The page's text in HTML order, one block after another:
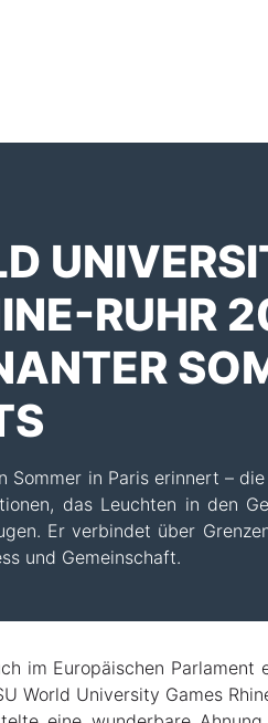
RUHR
Sommer in Paris erinnert –
das Leuchten in den
Er verbindet über
und Gemeinschaft.
im Europäischen Parlament
World University Games